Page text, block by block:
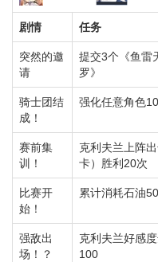
剧情 任务
突然的邀
请
提交3个《鱼雷
罗》
骑士团结
成！
强化任意角色
赛前集
训！
克利夫兰上阵
卡）胜利20次
比赛开
始！
累计消耗石油
强敌出
场！？
克利夫兰好感度
100